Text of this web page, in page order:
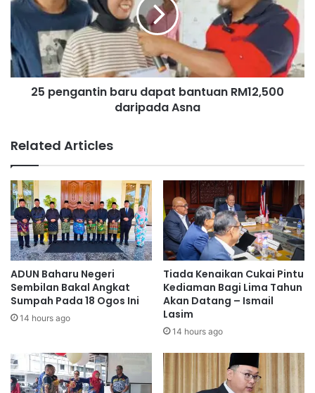
Tampin Isam
a
n
m
e
d
u
p
k
a
n
a
j
r
a
n
r
a
d
e
g
a
n
t
r
u
d
a
p
a
t
b
a
n
t
u
R
M
1
25 pengantin baru dapat bantuan RM12,500
daripada Asna
Related Articles
ADUN Baharu Negeri
Sembilan Bakal Angkat
Sumpah Pada 18 Ogos Ini
14 hours ago
Tiada Kenaikan Cukai Pintu
Kediaman Bagi Lima Tahun
Akan Datang – Ismail
Lasim
14 hours ago